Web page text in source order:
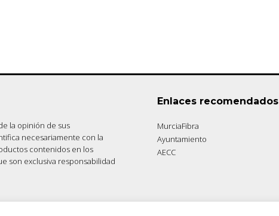
la opinión de sus
necesariamente con la
contenidos en los
son exclusiva responsabilidad
Enlaces recomendados
MurciaFibra
Ayuntamiento
AECC